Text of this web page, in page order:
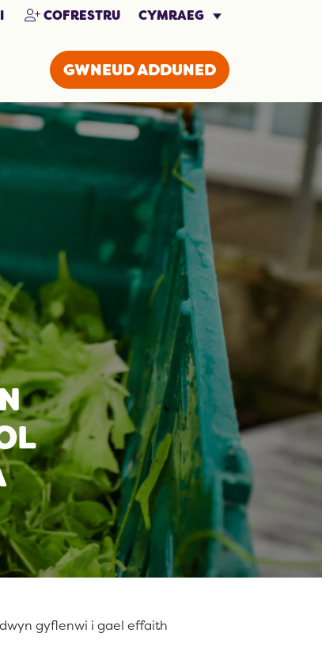
COFRESTRU CYMRAEG
GWNEUD ADDUNED
gyflenwi i gael effaith